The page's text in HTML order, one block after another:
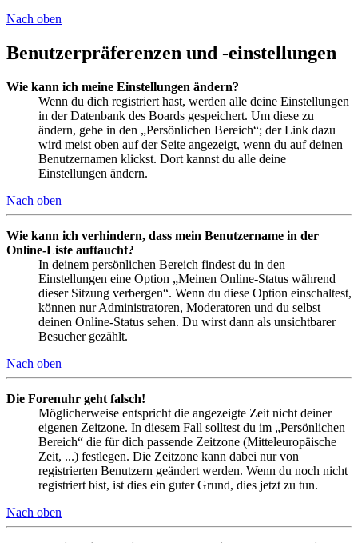
Nach oben
Benutzerpräferenzen und -einstellungen
Wie kann ich meine Einstellungen ändern?
Wenn du dich registriert hast, werden alle deine Einstellungen
in der Datenbank des Boards gespeichert. Um diese zu
ändern, gehe in den „Persönlichen Bereich“; der Link dazu
wird meist oben auf der Seite angezeigt, wenn du auf deinen
Benutzernamen klickst. Dort kannst du alle deine
Einstellungen ändern.
Nach oben
Wie kann ich verhindern, dass mein Benutzername in der
Online-Liste auftaucht?
In deinem persönlichen Bereich findest du in den
Einstellungen eine Option „Meinen Online-Status während
dieser Sitzung verbergen“. Wenn du diese Option einschaltest,
können nur Administratoren, Moderatoren und du selbst
deinen Online-Status sehen. Du wirst dann als unsichtbarer
Besucher gezählt.
Nach oben
Die Forenuhr geht falsch!
Möglicherweise entspricht die angezeigte Zeit nicht deiner
eigenen Zeitzone. In diesem Fall solltest du im „Persönlichen
Bereich“ die für dich passende Zeitzone (Mitteleuropäische
Zeit, ...) festlegen. Die Zeitzone kann dabei nur von
registrierten Benutzern geändert werden. Wenn du noch nicht
registriert bist, ist dies ein guter Grund, dies jetzt zu tun.
Nach oben